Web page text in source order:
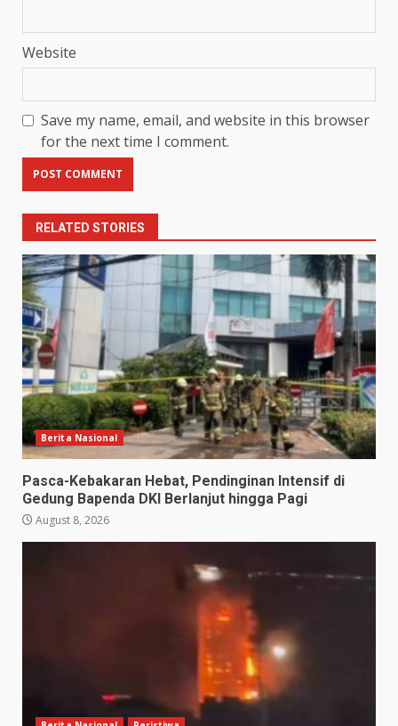
Website
Save my name, email, and website in this browser
for the next time I comment.
RELATED STORIES
Berita Nasional
Pasca-Kebakaran Hebat, Pendinginan Intensif di
Gedung Bapenda DKI Berlanjut hingga Pagi
August 8, 2026